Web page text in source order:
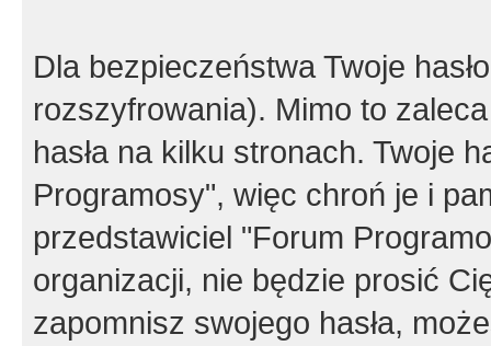
Dla bezpieczeństwa Twoje
rozszyfrowania). Mimo to
hasła na kilku stronach. Twoje
Programosy", więc chroń je i
przedstawiciel "Forum
organizacji, nie będzie prosić
zapomnisz swojego hasła,